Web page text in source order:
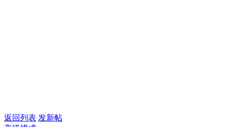
返回列表 发新帖